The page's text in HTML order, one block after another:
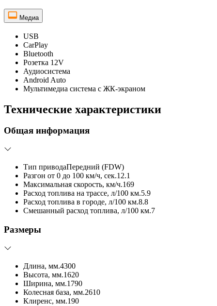
Медиа
USB
CarPlay
Bluetooth
Розетка 12V
Аудиосистема
Android Auto
Мультимедиа система с ЖК-экраном
Технические характеристики
Общая информация
Тип приводаПередний (FDW)
Разгон от 0 до 100 км/ч, сек.12.1
Максимальная скорость, км/ч.169
Расход топлива на трассе, л/100 км.5.9
Расход топлива в городе, л/100 км.8.8
Смешанный расход топлива, л/100 км.7
Размеры
Длина, мм.4300
Высота, мм.1620
Ширина, мм.1790
Колесная база, мм.2610
Клиренс, мм.190